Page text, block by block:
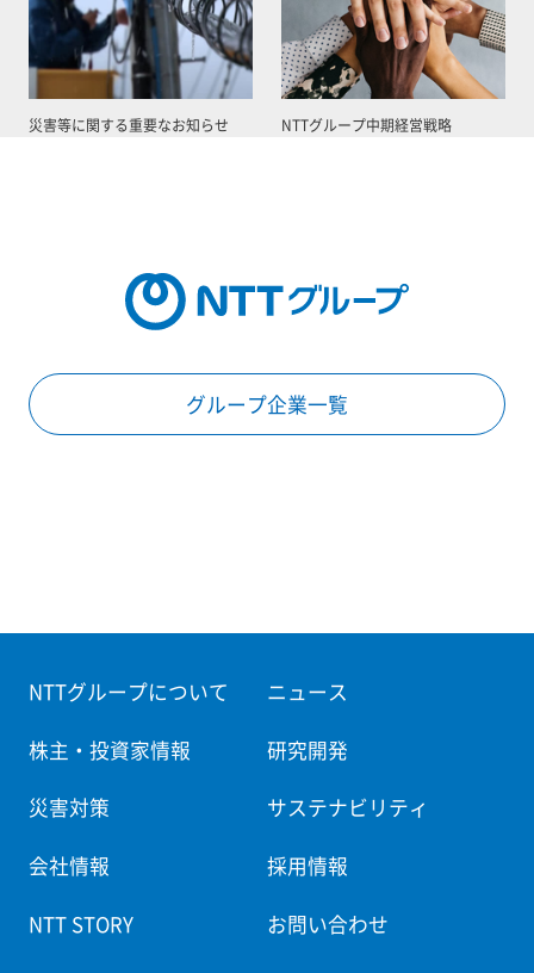
災害等に関する重要なお知らせ NTTグループ中期経営戦略
グループ企業一覧
NTTグループについて ニュース
株主・投資家情報 研究開発
災害対策 サステナビリティ
会社情報 採用情報
NTT STORY お問い合わせ